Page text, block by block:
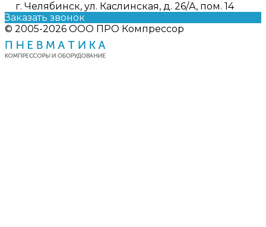
г. Челябинск, ул. Каслинская, д. 26/А, пом. 14
Заказать звонок
© 2005-2026 ООО ПРО Компрессор